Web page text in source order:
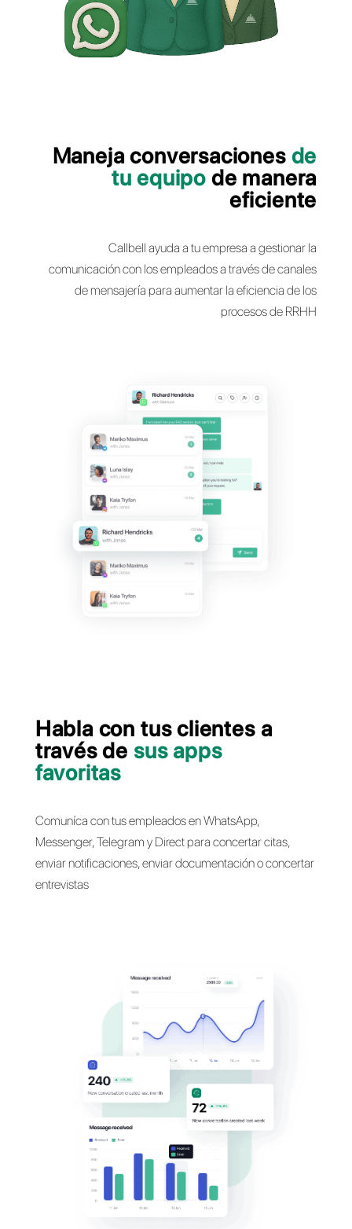
Maneja
Callbell ayuda a tu empresa a
comunicación con los empleados a través de
de mensajería para aumentar la
Habla con tus clientes a
través desus apps
favoritas
Comuníca con tus empleados en WhatsApp,
Messenger, Telegram y Direct para concertar
enviar notificaciones, enviar documentación o